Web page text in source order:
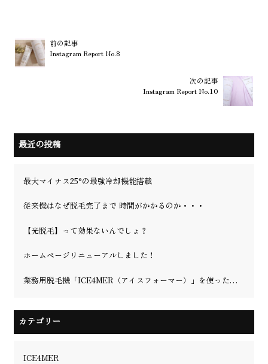
前の記事
Instagram Report No.8
次の記事
Instagram Report No.10
最近の投稿
最大マイナス25°の最強冷却機能搭載
従来機はなぜ脱毛完了まで 時間がかかるのか・・・
【光脱毛】って効果ないんでしょ？
ホームページリニューアルしました！
業務用脱毛機「ICE4MER（アイスフォーマー）」を使った理容室・美容院の脱毛の可能性を徹底解説！更に、業界最強冷却マイナス25℃を実現！
カテゴリー
ICE4MER